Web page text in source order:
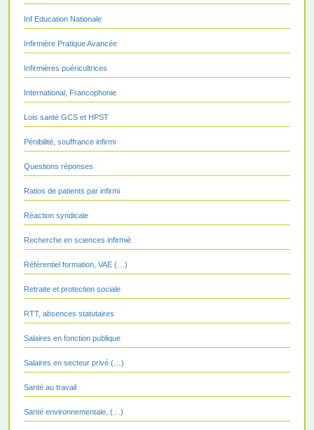
Inf Education Nationale
Infirmière Pratique Avancée
Infirmières puéricultrices
International, Francophonie
Lois santé GCS et HPST
Pénibilité, souffrance infirmi
Questions réponses
Ratios de patients par infirmi
Réaction syndicale
Recherche en sciences infirmiè
Référentiel formation, VAE (…)
Retraite et protection sociale
RTT, absences statutaires
Salaires en fonction publique
Salaires en secteur privé (…)
Santé au travail
Santé environnementale, (…)